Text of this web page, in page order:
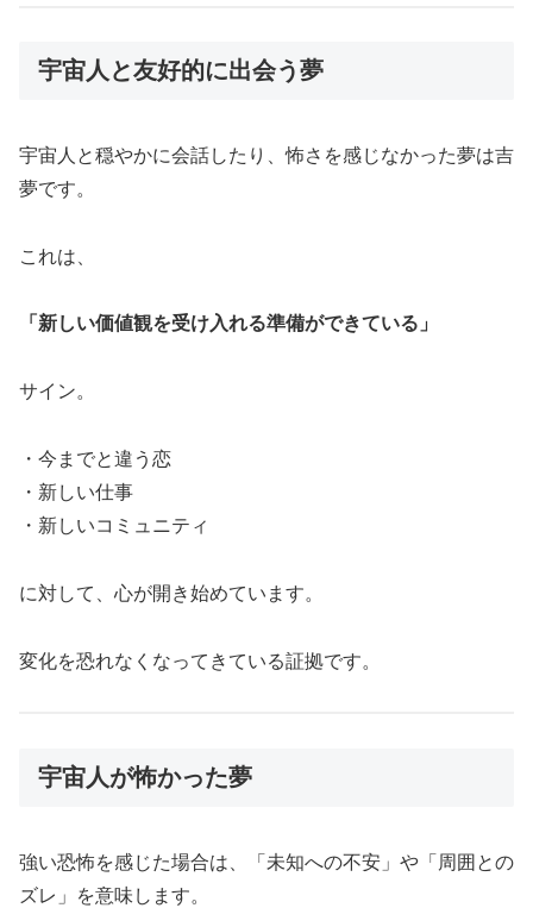
宇宙人と友好的に出会う夢
宇宙人と穏やかに会話したり、怖さを感じなかった夢は吉
夢です。
これは、
「新しい価値観を受け入れる準備ができている」
サイン。
・今までと違う恋
・新しい仕事
・新しいコミュニティ
に対して、心が開き始めています。
変化を恐れなくなってきている証拠です。
宇宙人が怖かった夢
強い恐怖を感じた場合は、「未知への不安」や「周囲との
ズレ」を意味します。